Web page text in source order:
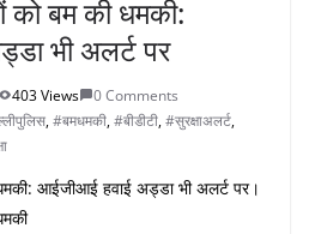
को बम की धमकी:
भी अलर्ट पर
403 Views
0 Comments
,#बमधमकी,#बीडीटी,#सुरक्षाअलर्ट,
आईजीआई हवाई अड्डा भी अलर्ट पर।